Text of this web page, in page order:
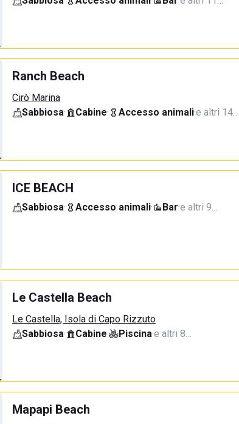
Ranch Beach
Cirò Marina
Sabbiosa· Cabine· Accesso animali·e altri 14…
ICE BEACH
Sabbiosa· Accesso animali· Bar·e altri 9…
Le Castella Beach
Le Castella, Isola di Capo Rizzuto
Sabbiosa· Cabine· Piscina·e altri 8…
Mapapi Beach